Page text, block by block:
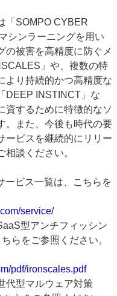
「SOMPO CYBER
シンラーニングを用い
の被害を高精度に防ぐメ
」や、複数の特
より持続的かつ高精度な
DEEP INSTINCT」な
資するために特徴的なソ
。また、今後も時代の要
ービスを継続的にリリー
談ください。
ービス一覧は、こちらを
service/
型アンチフィッシン
らをご参照ください。
pdf/ironscales.pdf
代型マルウェア対策